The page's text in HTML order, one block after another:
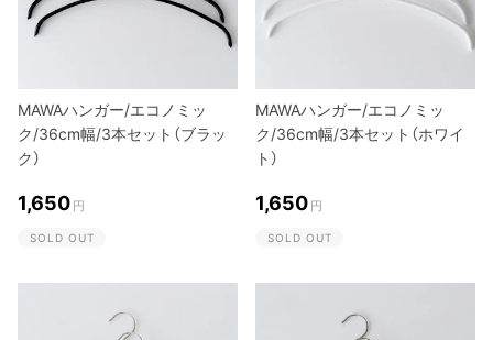
MAWAハンガー/エコノミッ
ク/36cm幅/3本セット（ブラッ
ク）
1,650 円
SOLD OUT
MAWAハンガー/エコノミッ
ク/36cm幅/3本セット（ホワイ
ト）
1,650 円
SOLD OUT